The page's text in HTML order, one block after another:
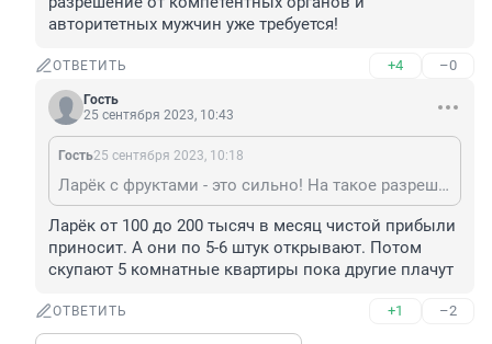
авторитетных мужчин уже требуется!
ОТВЕТИТЬ +4 –0
Гость
25 сентября 2023, 10:43
Гость25 сентября 2023, 10:18
Ларёк с фруктами - это сильно! На такое разрешение от компетентных органов и авторитетных мужчин уже требуется!
Ларёк от 100 до 200 тысяч в месяц чистой прибыли
приносит. А они по 5-6 штук открывают. Потом
скупают 5 комнатные квартиры пока другие плачут
ОТВЕТИТЬ +1 –2